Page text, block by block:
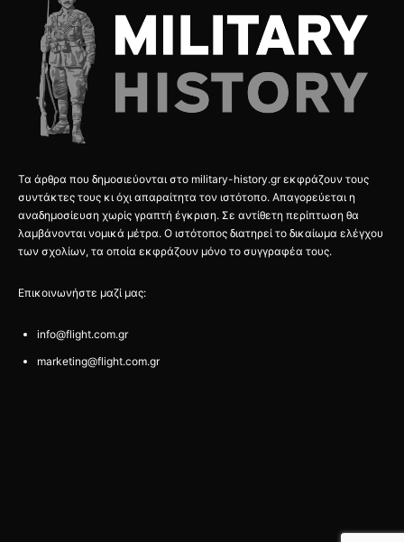
Τα άρθρα που δημοσιεύονται στο military-history.gr εκφράζουν τους
συντάκτες τους κι όχι απαραίτητα τον ιστότοπο. Απαγορεύεται η
αναδημοσίευση χωρίς γραπτή έγκριση. Σε αντίθετη περίπτωση θα
λαμβάνονται νομικά μέτρα. Ο ιστότοπος διατηρεί το δικαίωμα ελέγχου
των σχολίων, τα οποία εκφράζουν μόνο το συγγραφέα τους.
Επικοινωνήστε μαζί μας:
info@flight.com.gr
marketing@flight.com.gr